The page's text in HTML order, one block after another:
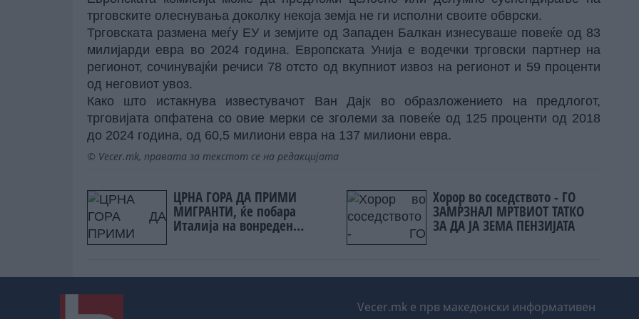
трговските олеснувања доколку некоја земја не ги исполни своите обврски.
Трговската размена меѓу ЕУ и земјите од Западен Балкан изнесуваше повеќе од 83
милијарди евра во 2024 година. Европската Унија е водечки трговски партнер на
регионот, сочинувајќи речиси 78 отсто од вкупниот извоз на регионот и 59 проценти
од неговиот увоз.
Како што истакнува известувачот Ван Дајк во образложението на предлогот,
трговијата опфатена со овие мерки се зголеми за повеќе од 125 проценти од 2018
до 2024 година, од 60,5 милиони евра на 137 милиони евра.
© Vecer.mk, правата за текстот се на редакцијата
ЦРНА ГОРА ДА ПРИМИ
МИГРАНТИ, ќе побара
Италија на вонреден
состанок на ЕУ
Хорор во соседството - ГО
ЗАМРЗНАЛ МРТВИОТ ТАТКО
ЗА ДА ЈА ЗЕМА ПЕНЗИЈАТА
Vecer.mk е прв македонски информативен